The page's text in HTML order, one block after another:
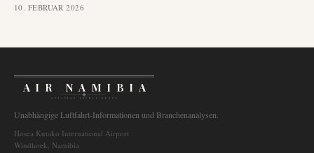
10. FEBRUAR 2026
AIR NAMIBIA
AVIATION INTELLIGENCE
Unabhängige Luftfahrt-Informationen und Branchenanalysen.
Hosea Kutako International Airport
Windhoek, Namibia